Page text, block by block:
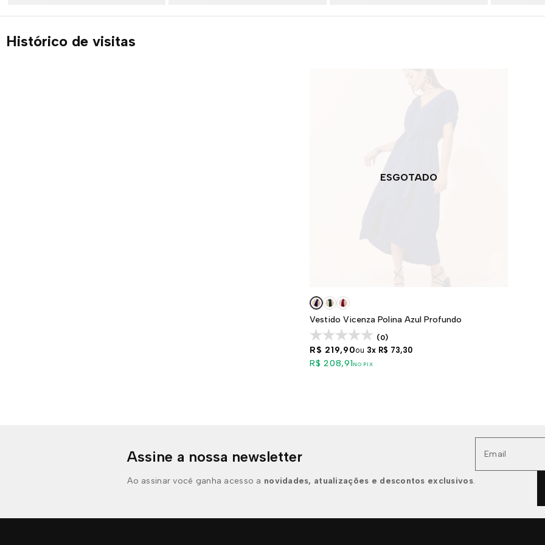
Histórico de visitas
ESGOTADO
Vestido Vicenza Polina Azul Profundo
(0)
R$ 219,90ou 3x R$ 73,30
R$ 208,91NO PIX
Assine a nossa newsletter
Ao assinar você ganha acesso a novidades, atualizações e descontos exclusivos.
Email